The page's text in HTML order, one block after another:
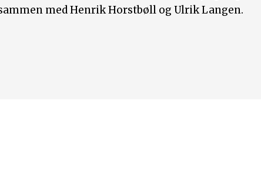
med Henrik Horstbøll og Ulrik Langen.